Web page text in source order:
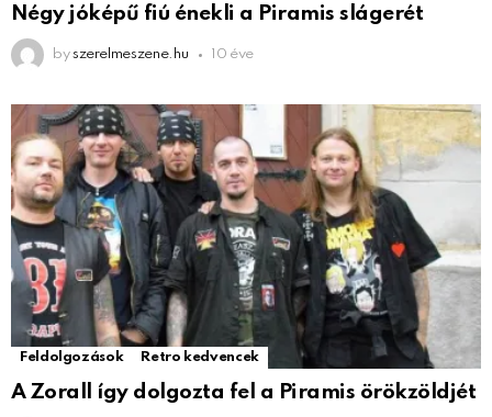
Négy jóképű fiú énekli a Piramis slágerét
by szerelmeszene.hu 10 éve
Feldolgozások Retro kedvencek
A Zorall így dolgozta fel a Piramis örökzöldjét